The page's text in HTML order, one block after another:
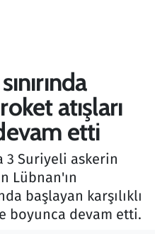
atışları
etti
3 Suriyeli askerin
Lübnan'ın
başlayan karşılıklı
boyunca devam etti.